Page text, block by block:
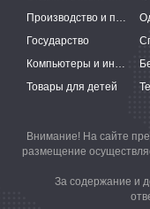
Производство и поставки
Государство
Компьютеры и интернет
Товары для детей
Внимание! На сайте
размещение
За содержание и